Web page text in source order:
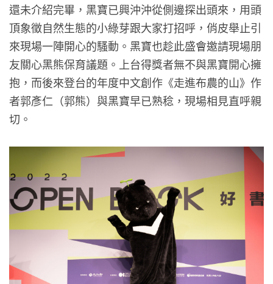
還未介紹完畢，黑寶已興沖沖從側邊探出頭來，用頭
頂象徵自然生態的小綠芽跟大家打招呼，俏皮舉止引
來現場一陣開心的騷動。黑寶也趁此盛會邀請現場朋
友關心黑熊保育議題。上台得獎者無不與黑寶開心擁
抱，而後來登台的年度中文創作《走進布農的山》作
者郭彥仁（郭熊）與黑寶早已熟稔，現場相見直呼親
切。